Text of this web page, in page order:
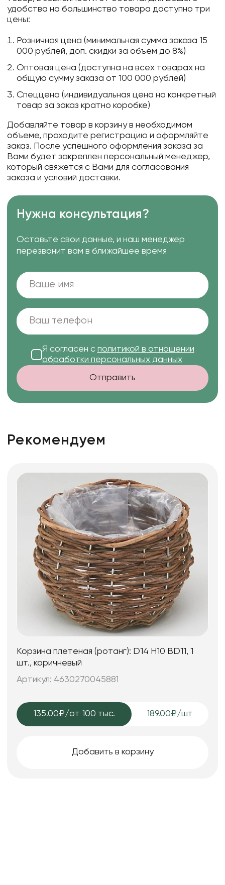
удобства на большинство товара доступно три
цены:
Розничная цена (минимальная сумма заказа 15
000 рублей, доп. скидки за объем до 8%)
Оптовая цена (доступна на всех товарах на
общую сумму заказа от 100 000 рублей)
Спеццена (индивидуальная цена на конкретный
товар за заказ кратно коробке)
Добавляйте товар в корзину в необходимом
объеме, проходите регистрацию и оформляйте
заказ. После успешного оформления заказа за
Вами будет закреплен персональный менеджер,
который свяжется с Вами для согласования
заказа и условий доставки.
Нужна консультация?
Оставьте свои данные, и наш менеджер
перезвонит вам в ближайшее время
Я согласен с политикой в отношении
обработки персональных данных
Отправить
Рекомендуем
Корзина плетеная (ротанг): D14 H10 BD11, 1
шт., коричневый
Артикул: 4630270045881
135.00₽/от 100 тыс. 189.00₽/шт
Добавить в корзину